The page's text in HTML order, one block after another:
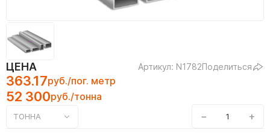
ЦЕНА Артикул: N1782Поделиться
363.17руб./пог. метр
52 300руб./тонна
ТОННА − +